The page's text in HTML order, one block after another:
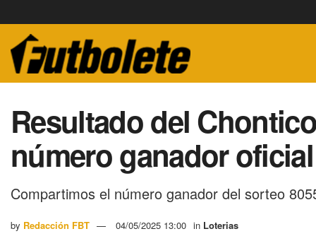
Resultado del
número ganador oficial
Compartimos el número ganador del sorteo
by Redacción FBT 04/05/2025 13:00 in Loterias